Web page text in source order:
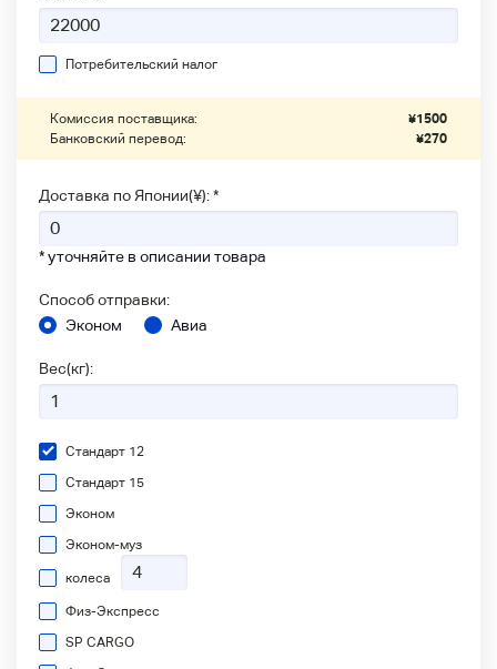
Потребительский налог
Комиссия поставщика: ¥1500
Банковский перевод:
¥270
Доставка по Японии(¥): *
* уточняйте в описании товара
Способ отправки:
Эконом
Авиа
Вес(кг):
Стандарт 12
Стандарт 15
Эконом
Эконом-муз
колеса
Физ-Экспресс
SP CARGO